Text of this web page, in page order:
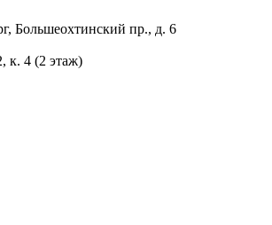
Большеохтинский пр., д. 6
к. 4 (2 этаж)